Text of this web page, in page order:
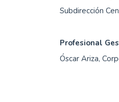
Subdirección
Profesional
Óscar Ariza,